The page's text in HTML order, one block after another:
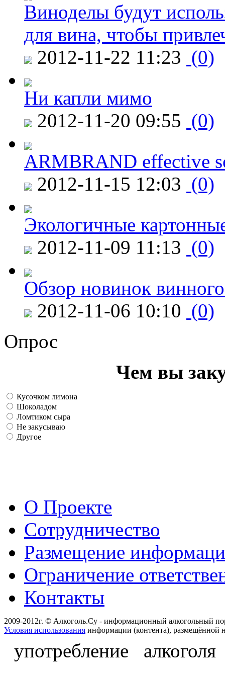
Виноделы будут
для вина, чтобы
2012-11-22 11:23 (0)
Ни капли мимо
2012-11-20 09:55 (0)
ARMBRAND effective
2012-11-15 12:03 (0)
Экологичные
2012-11-09 11:13 (0)
Обзор новинок
2012-11-06 10:10 (0)
Опрос
Чем вы
Кусочком лимона
Шоколадом
Ломтиком сыра
Не закусываю
Другое
О Проекте
Сотрудничество
Размещение
Ограничение
Контакты
2009-2012г. © Алкоголь.Су - информационный алкогольный
Условия использования информации (контента), размещённой
употребление